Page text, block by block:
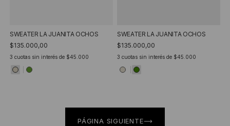
SWEATER LA JUANITA OCHOS
$135.000,00
3 cuotas sin interés de $45.000
SWEATER LA JUANITA OCHOS
$135.000,00
3 cuotas sin interés de $45.000
PÁGINA SIGUIENTE